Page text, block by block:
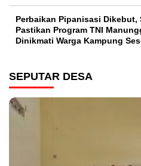
Perbaikan Pipanisasi Dikebut,
Pastikan Program TNI
Dinikmati Warga Kampung
SEPUTAR DESA